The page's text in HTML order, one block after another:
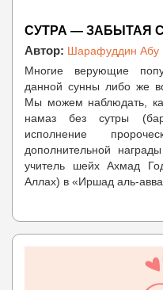
СУТРА — ЗАБЫТАЯ
Автор: Шарафуддин Абу
Многие верующие
данной сунны либо же
Мы можем наблюдать,
намаз без сутры
исполнение
дополнительной
учитель шейх Ахмад
Аллах) в «Иршад аль-